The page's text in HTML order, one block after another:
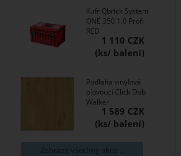
Kufr Qbrick System
ONE 350 1.0 Profi
RED
1 110 CZK
Podlaha vinylová
plovoucí Click Dub
Walker
1 589 CZK
Zobrazit všechny akce ...